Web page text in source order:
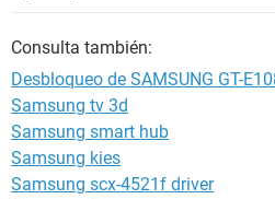
Consulta también:
Desbloqueo de SAMSUNG GT-
Samsung tv 3d
Samsung smart hub
Samsung kies
Samsung scx-4521f driver